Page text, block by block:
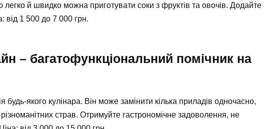
й швидко можна приготувати соки з фруктів та овочів. Додайте
від 1 500 до 7 000 грн.
– багатофункціональний помічник на
будь-якого кулінара. Він може замінити кілька приладів одночасно,
страв. Отримуйте гастрономічне задоволення, не